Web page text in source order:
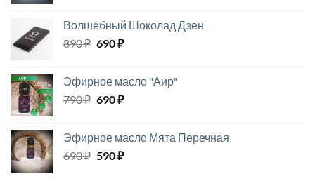
2500 ₽.
Волшебный Шоколад Дзен
890₽ Первоначальная
890 ₽.
690₽Текущая
Эфирное масло "Аир"
790₽ Первоначальная
790 ₽.
690₽Текущая
Эфирное масло Мята Перечная
690₽ Первоначальная
590₽Текущая